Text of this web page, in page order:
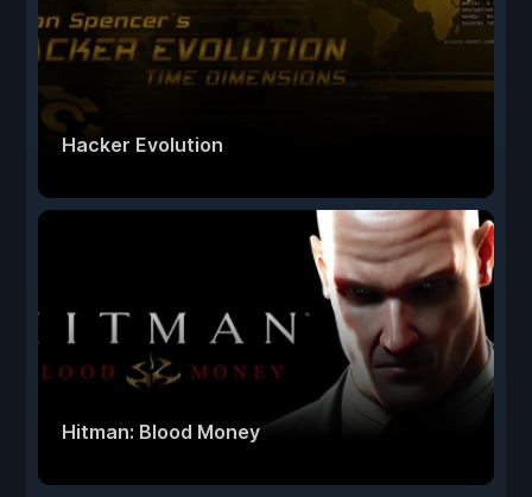
Hacker Evolution
Hitman: Blood Money